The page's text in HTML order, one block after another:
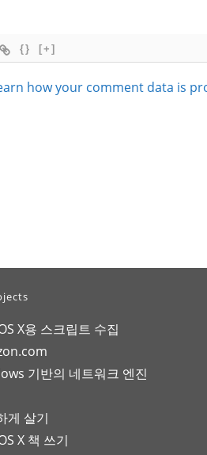
{} [+]
how your comment data is
X용 스크립트 수집
기반의 네트워크 엔진
게 살기
X 책 쓰기